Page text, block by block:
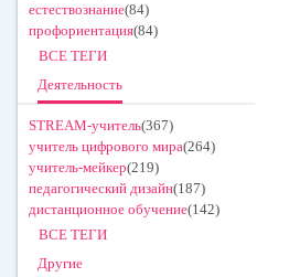
естествознание(84)
профориентация(84)
ВСЕ ТЕГИ
Деятельность
STREAM-учитель(367)
учитель цифрового мира(264)
учитель-мейкер(219)
педагогический дизайн(187)
дистанционное обучение(142)
ВСЕ ТЕГИ
Другие